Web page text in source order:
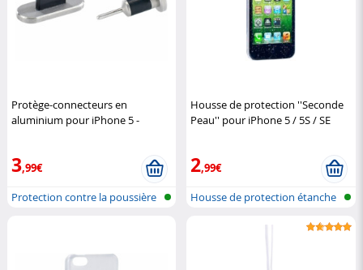
Protège-connecteurs en
aluminium pour iPhone 5 -
3,99€
Protection contre la poussière
Housse de protection ''Seconde
Peau'' pour iPhone 5 / 5S / SE
2,99€
Housse de protection étanche